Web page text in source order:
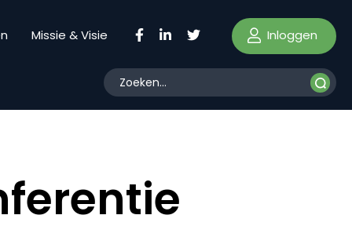
Missie & Visie Inloggen